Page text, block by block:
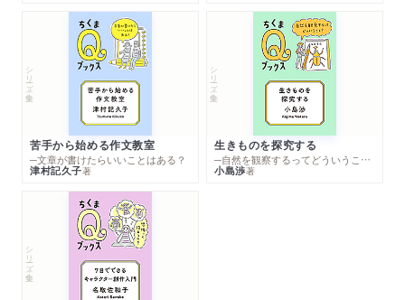
シリーズ・全集
苦手から始める作文教室
─文章が書けたらいいことはある？
津村記久子著
シリーズ・全集
生きものを探究する
─自然を観察するってどういうこと？
小島渉著
シリーズ・全集